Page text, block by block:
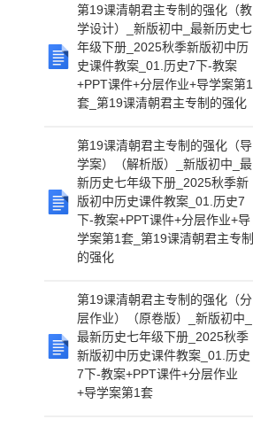
第19课清朝君主专制的强化（教
学设计）_新版初中_最新历史七
年级下册_2025秋季新版初中历
史课件教案_01.历史7下-教案
+PPT课件+分层作业+导学案第1
套_第19课清朝君主专制的强化
第19课清朝君主专制的强化（导
学案）（解析版）_新版初中_最
新历史七年级下册_2025秋季新
版初中历史课件教案_01.历史7
下-教案+PPT课件+分层作业+导
学案第1套_第19课清朝君主专制
的强化
第19课清朝君主专制的强化（分
层作业）（原卷版）_新版初中_
最新历史七年级下册_2025秋季
新版初中历史课件教案_01.历史
7下-教案+PPT课件+分层作业
+导学案第1套